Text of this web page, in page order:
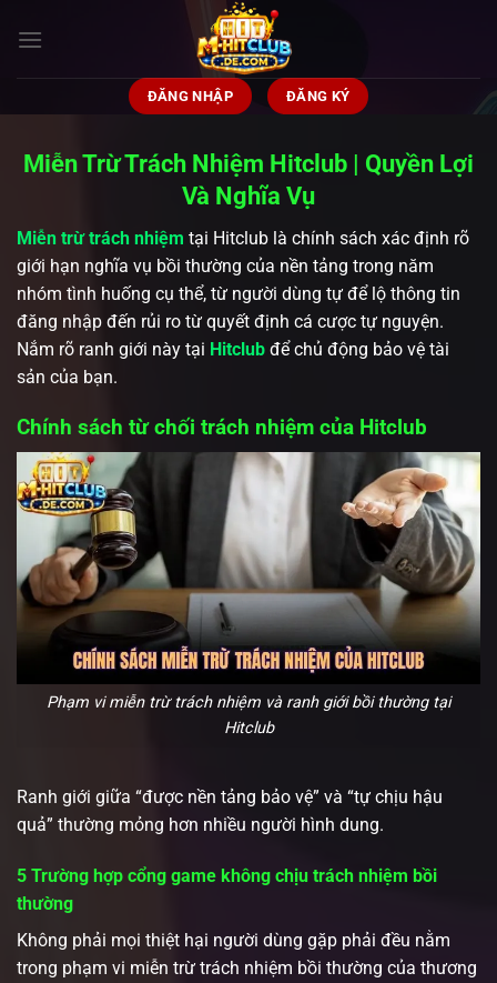
qua
ĐĂNG NHẬP ĐĂNG KÝ
Miễn Trừ Trách Nhiệm Hitclub | Quyền Lợi
Và Nghĩa Vụ
Miễn trừ trách nhiệm tại Hitclub là chính sách xác định rõ
giới hạn nghĩa vụ bồi thường của nền tảng trong năm
nhóm tình huống cụ thể, từ người dùng tự để lộ thông tin
đăng nhập đến rủi ro từ quyết định cá cược tự nguyện.
Nắm rõ ranh giới này tại Hitclub để chủ động bảo vệ tài
sản của bạn.
Chính sách từ chối trách nhiệm của Hitclub
Phạm vi miễn trừ trách nhiệm và ranh giới bồi thường tại
Hitclub
Ranh giới giữa “được nền tảng bảo vệ” và “tự chịu hậu
quả” thường mỏng hơn nhiều người hình dung.
5 Trường hợp cổng game không chịu trách nhiệm bồi
thường
Không phải mọi thiệt hại người dùng gặp phải đều nằm
trong phạm vi miễn trừ trách nhiệm bồi thường của thương